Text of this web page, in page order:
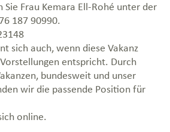
Sie Frau Kemara Ell-Rohé unter der
187 90990.
sich auch, wenn diese Vakanz
entspricht. Durch
bundesweit und unser
wir die passende Position für
online.